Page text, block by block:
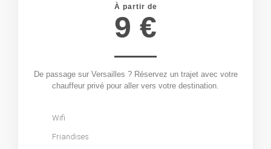
À partir de
9 €
De passage sur Versailles ? Réservez un trajet avec votre
chauffeur privé pour aller vers votre destination.
Wifi
Friandises